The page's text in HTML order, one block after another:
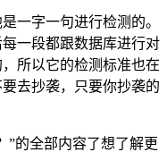
一字一句进行检测的。
一段都跟数据库进行对
所以它的检测标准也在
去抄袭，只要你抄袭的
”的全部内容了想了解更